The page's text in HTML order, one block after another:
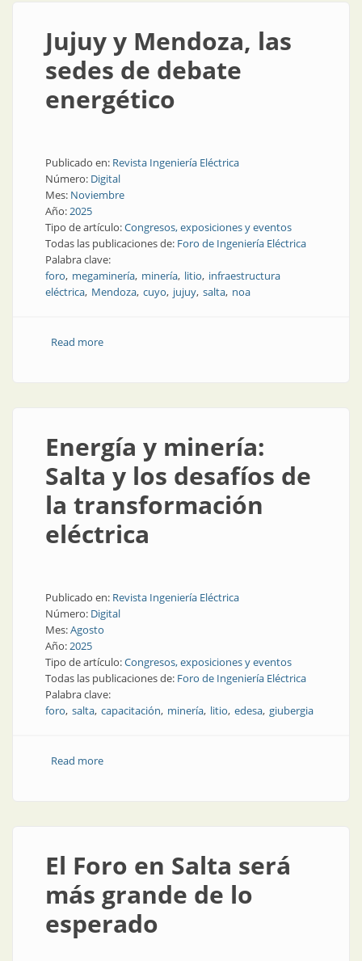
Jujuy y Mendoza, las
sedes de debate
energético
Publicado en: Revista Ingeniería Eléctrica
Número: Digital
Mes: Noviembre
Año:2025
Tipo de artículo:Congresos, exposiciones y eventos
Todas las publicaciones de: Foro de Ingeniería Eléctrica
Palabra clave:
foro megaminería minería litio infraestructura
eléctrica Mendoza cuyo jujuy salta noa
Read moreabout Jujuy y Mendoza, las sedes de debate
Energía y minería:
Salta y los desafíos de
la transformación
eléctrica
Publicado en: Revista Ingeniería Eléctrica
Número: Digital
Mes:Agosto
Año:2025
Tipo de artículo:Congresos, exposiciones y eventos
Todas las publicaciones de: Foro de Ingeniería Eléctrica
Palabra clave:
foro salta capacitación minería litio edesa giubergia
Read moreabout Energía y minería: Salta y los desafíos de la
El Foro en Salta será
más grande de lo
esperado